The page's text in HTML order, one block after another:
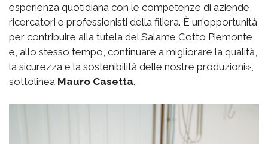
esperienza quotidiana con le competenze di aziende,
ricercatori e professionisti della filiera. È un’opportunità
per contribuire alla tutela del Salame Cotto Piemonte
e, allo stesso tempo, continuare a migliorare la qualità,
la sicurezza e la sostenibilità delle nostre produzioni»,
sottolinea Mauro Casetta.